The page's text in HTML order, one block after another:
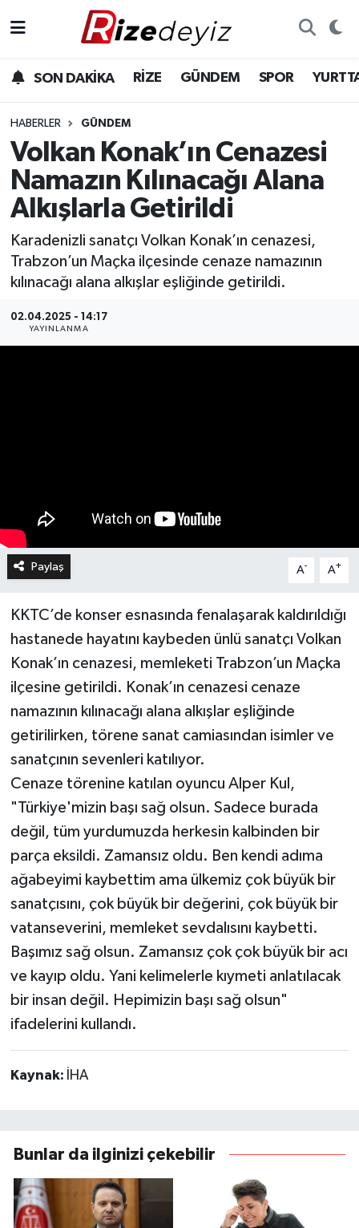
SON DAKİKA RİZE GÜNDEM SPOR
HABERLER GÜNDEM
Volkan Konak’ın Cenazesi
Namazın Kılınacağı Alana
Alkışlarla Getirildi
Karadenizli sanatçı Volkan Konak’ın cenazesi,
Trabzon’un Maçka ilçesinde cenaze namazının
kılınacağı alana alkışlar eşliğinde getirildi.
02.04.2025 - 14:17
YAYINLANMA
Paylaş A- A+
KKTC’de konser esnasında fenalaşarak kaldırıldığı
hastanede hayatını kaybeden ünlü sanatçı Volkan
Konak’ın cenazesi, memleketi Trabzon’un Maçka
ilçesine getirildi. Konak’ın cenazesi cenaze
namazının kılınacağı alana alkışlar eşliğinde
getirilirken, törene sanat camiasından isimler ve
sanatçının sevenleri katılıyor.
Cenaze törenine katılan oyuncu Alper Kul,
"Türkiye'mizin başı sağ olsun. Sadece burada
değil, tüm yurdumuzda herkesin kalbinden bir
parça eksildi. Zamansız oldu. Ben kendi adıma
ağabeyimi kaybettim ama ülkemiz çok büyük bir
sanatçısını, çok büyük bir değerini, çok büyük bir
vatanseverini, memleket sevdalısını kaybetti.
Başımız sağ olsun. Zamansız çok çok büyük bir acı
ve kayıp oldu. Yani kelimelerle kıymeti anlatılacak
bir insan değil. Hepimizin başı sağ olsun"
ifadelerini kullandı.
Kaynak: İHA
Bunlar da ilginizi çekebilir
Gündem
Yurttan Haberler
Ekonomi
Teknoloji
Sağlık
Rize Hava Durumu
Rize Trafik Yoğunluk Haritası
Süper Lig Puan Durumu ve Fikstür
Tüm Manşetler
Son Dakika Haberleri